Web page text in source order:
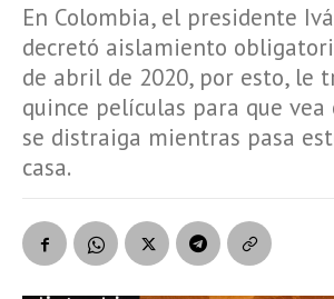
En Colombia, el presidente
decretó aislamiento
de abril de 2020, por esto, le
quince películas para que vea
se distraiga mientras pasa
casa.